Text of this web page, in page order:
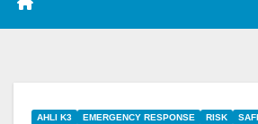
AHLI K3 EMERGENCY RESPONSE RISK